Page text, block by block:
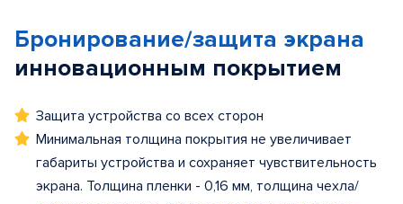
Бронирование/защита экрана
инновационным покрытием
Защита устройства со всех сторон
Минимальная толщина покрытия не увеличивает
габариты устройства и сохраняет чувствительность
экрана. Толщина пленки - 0,16 мм, толщина чехла/